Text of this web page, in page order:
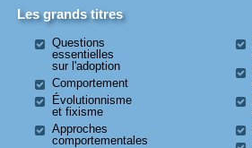
Les grands titres
Questions
essentielles
sur l'adoption
Comportement
Évolutionnisme
et fixisme
Approches
comportementales